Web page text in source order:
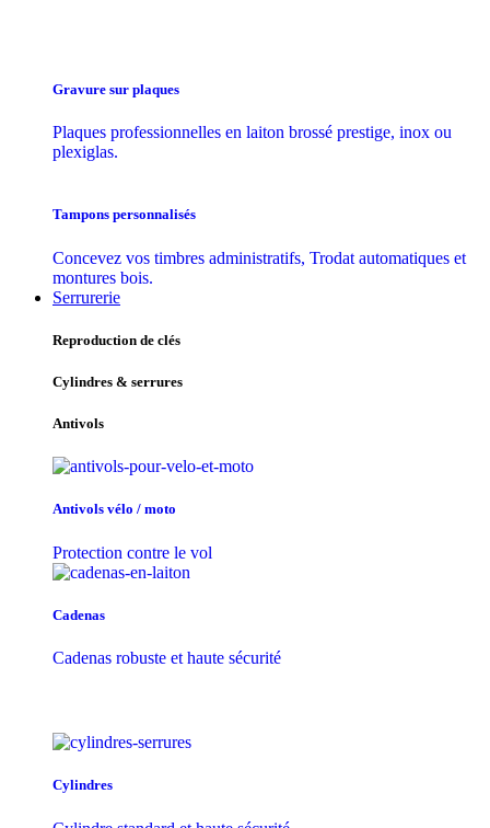
Gravure sur plaques
Plaques professionnelles en laiton brossé prestige, inox ou
plexiglas.
Tampons personnalisés
Concevez vos timbres administratifs, Trodat automatiques et
montures bois.
Serrurerie
Reproduction de clés
Cylindres & serrures
Antivols
Antivols vélo / moto
Protection contre le vol
Cadenas
Cadenas robuste et haute sécurité
Cylindres